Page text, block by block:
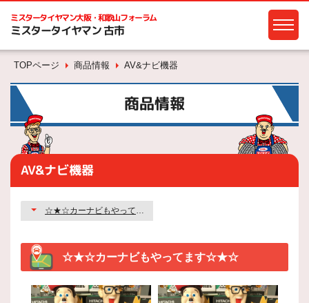
ミスタータイヤマン大阪・和歌山フォーラム
ミスタータイヤマン 古市
TOPページ 商品情報 AV&ナビ機器
商品情報
AV&ナビ機器
☆★☆カーナビもやってます☆★☆
☆★☆カーナビもやってます☆★☆